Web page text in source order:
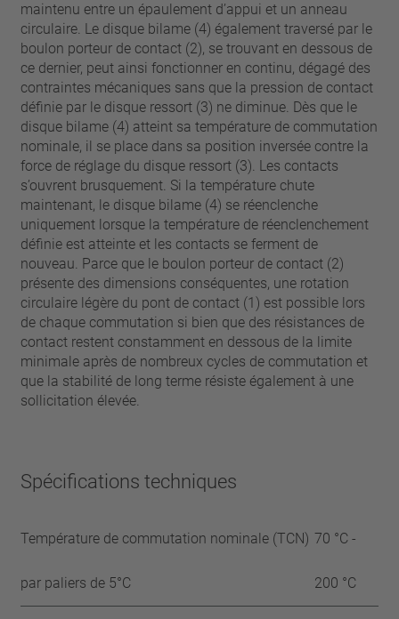
maintenu entre un épaulement d’appui et un anneau
circulaire. Le disque bilame (4) également traversé par le
boulon porteur de contact (2), se trouvant en dessous de
ce dernier, peut ainsi fonctionner en continu, dégagé des
contraintes mécaniques sans que la pression de contact
définie par le disque ressort (3) ne diminue. Dès que le
disque bilame (4) atteint sa température de commutation
nominale, il se place dans sa position inversée contre la
force de réglage du disque ressort (3). Les contacts
s’ouvrent brusquement. Si la température chute
maintenant, le disque bilame (4) se réenclenche
uniquement lorsque la température de réenclenchement
définie est atteinte et les contacts se ferment de
nouveau. Parce que le boulon porteur de contact (2)
présente des dimensions conséquentes, une rotation
circulaire légère du pont de contact (1) est possible lors
de chaque commutation si bien que des résistances de
contact restent constamment en dessous de la limite
minimale après de nombreux cycles de commutation et
que la stabilité de long terme résiste également à une
sollicitation élevée.
Spécifications techniques
Température de commutation nominale (TCN)
par paliers de 5°C
70 °C -
200 °C